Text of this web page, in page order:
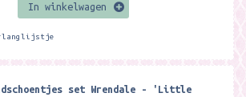
In winkelwagen
set Wrendale - 'Little